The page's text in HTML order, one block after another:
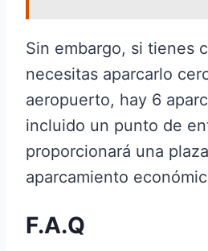
Sin embargo, si tienes
necesitas aparcarlo
aeropuerto, hay 6
incluido un punto de
proporcionará una
aparcamiento
F.A.Q